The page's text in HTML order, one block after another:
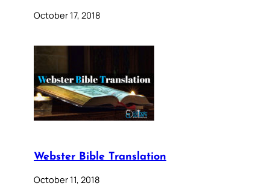
October 17, 2018
Webster Bible Translation
October 11, 2018